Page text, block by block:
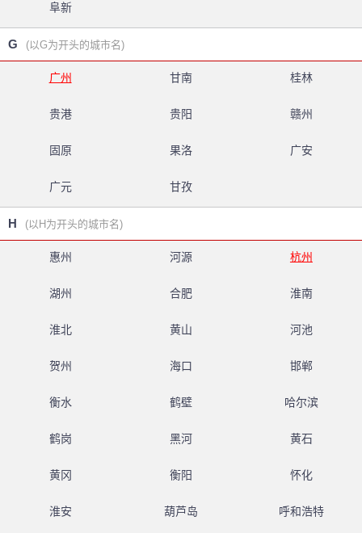
阜新
G (以G为开头的城市名)
广州 甘南 桂林
贵港 贵阳 赣州
固原 果洛 广安
广元 甘孜
H (以H为开头的城市名)
惠州 河源 杭州
湖州 合肥 淮南
淮北 黄山 河池
贺州 海口 邯郸
衡水 鹤壁 哈尔滨
鹤岗 黑河 黄石
黄冈 衡阳 怀化
淮安 葫芦岛 呼和浩特